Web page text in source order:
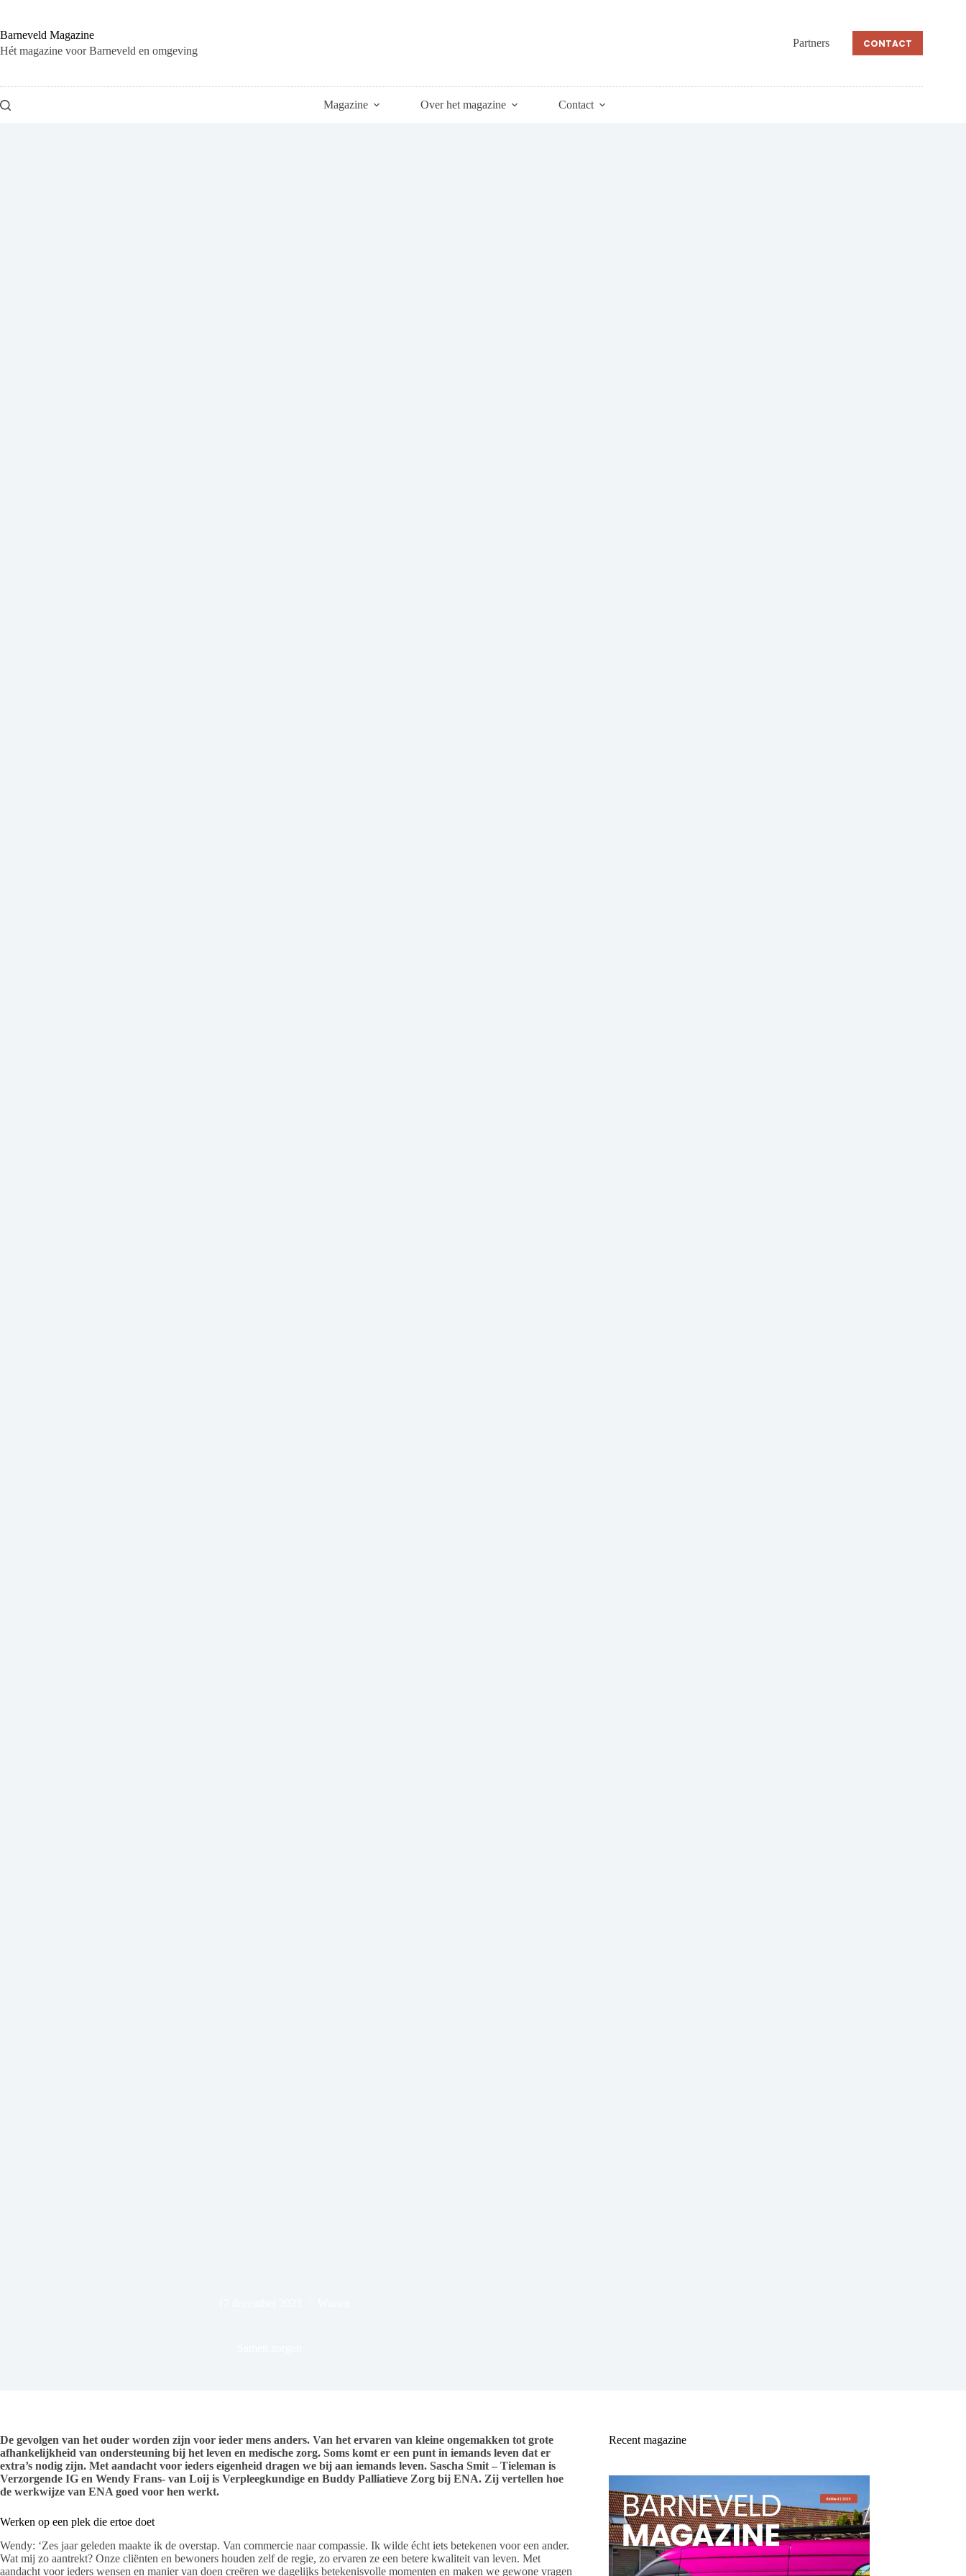
de
inhoud
Barneveld Magazine
Hét magazine voor Barneveld en omgeving
Partners CONTACT
Magazine Over het magazine Contact
De gevolgen van het ouder worden zijn voor ieder mens anders. Van het ervaren van kleine ongemakken tot grote
afhankelijkheid van ondersteuning bij het leven en medische zorg. Soms komt er een punt in iemands leven dat er
extra’s nodig zijn. Met aandacht voor ieders eigenheid dragen we bij aan iemands leven. Sascha Smit – Tieleman is
Verzorgende IG en Wendy Frans- van Loij is Verpleegkundige en Buddy Palliatieve Zorg bij ENA. Zij vertellen hoe
de werkwijze van ENA goed voor hen werkt.
Werken op een plek die ertoe doet
Wendy: ‘Zes jaar geleden maakte ik de overstap. Van commercie naar compassie. Ik wilde écht iets betekenen voor een ander.
Wat mij zo aantrekt? Onze cliënten en bewoners houden zelf de regie, zo ervaren ze een betere kwaliteit van leven. Met
aandacht voor ieders wensen en manier van doen creëren we dagelijks betekenisvolle momenten en maken we gewone vragen
Recent magazine